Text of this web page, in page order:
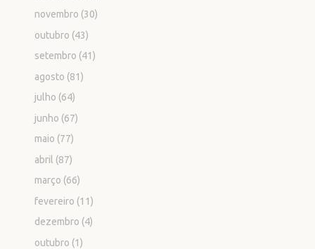
novembro (30)
outubro (43)
setembro (41)
agosto (81)
julho (64)
junho (67)
maio (77)
abril (87)
março (66)
fevereiro (11)
dezembro (4)
outubro (1)